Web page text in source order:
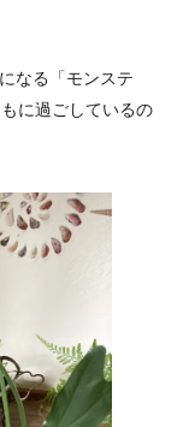
なる「モンステ
に過ごしているの